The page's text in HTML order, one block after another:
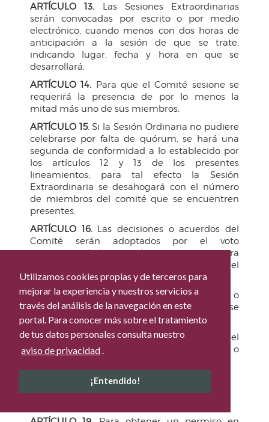
Utilizamos cookies propias y de terceros para
mejorar la experiencia y nuestros servicios a
través del análisis de la navegación en este
portal. Para conocer más sobre el tratamiento
de tus datos personales consulta nuestro
aviso de privacidad.
¡Entendido!
ARTÍCULO 13. Las Sesiones Extraordinarias
serán convocadas por escrito o por medio
electrónico, cuando menos con dos horas de
anticipación a la sesión de que se trate,
indicando lugar, fecha y hora en que se
desarrollará.
ARTÍCULO 14. Para que el Comité sesione se
requerirá la presencia de por lo menos la
mitad más uno de sus miembros.
ARTÍCULO 15. Si la Sesión Ordinaria no pudiere
celebrarse por falta de quórum, se hará una
segunda de conformidad a lo establecido por
los artículos 12 y 13 de los presentes
lineamientos; para tal efecto la Sesión
Extraordinaria se desahogará con el número
de miembros del comité que se encuentren
presentes.
ARTÍCULO 16.Las decisiones o acuerdos del
Comité serán adoptados por el voto
mayoritario de los miembros presentes, y para
el caso de empate o de controversia, el
Presidente decidirá con voto de calidad.
ARTÍCULO 17.De cada Sesión Ordinaria o
Extraordinaria se levantará un acta, y se
enviará copia a los miembros del Comité.
ARTÍCULO 18.Los acuerdos aprobados por el
Comité serán turnados a la Dependencia o
CAPÍTULO IV
DEL PROCEDIMIENTO PARA OBTENER UN